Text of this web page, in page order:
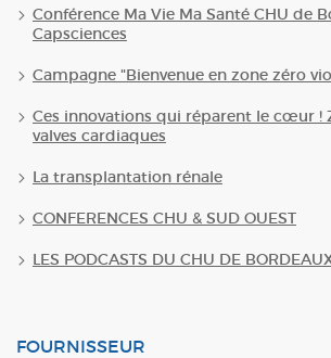
Conférence Ma Vie Ma Santé CHU de
Capsciences
Campagne "Bienvenue en zone zéro
Ces innovations qui réparent le cœur !
valves cardiaques
La transplantation rénale
CONFERENCES CHU & SUD OUEST
LES PODCASTS DU CHU DE
FOURNISSEUR